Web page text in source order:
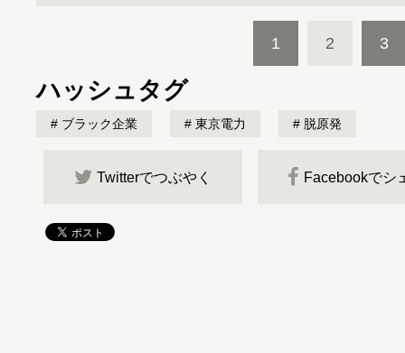
1 2 3
ハッシュタグ
ブラック企業 東京電力 脱原発
Twitterでつぶやく Facebookでシ